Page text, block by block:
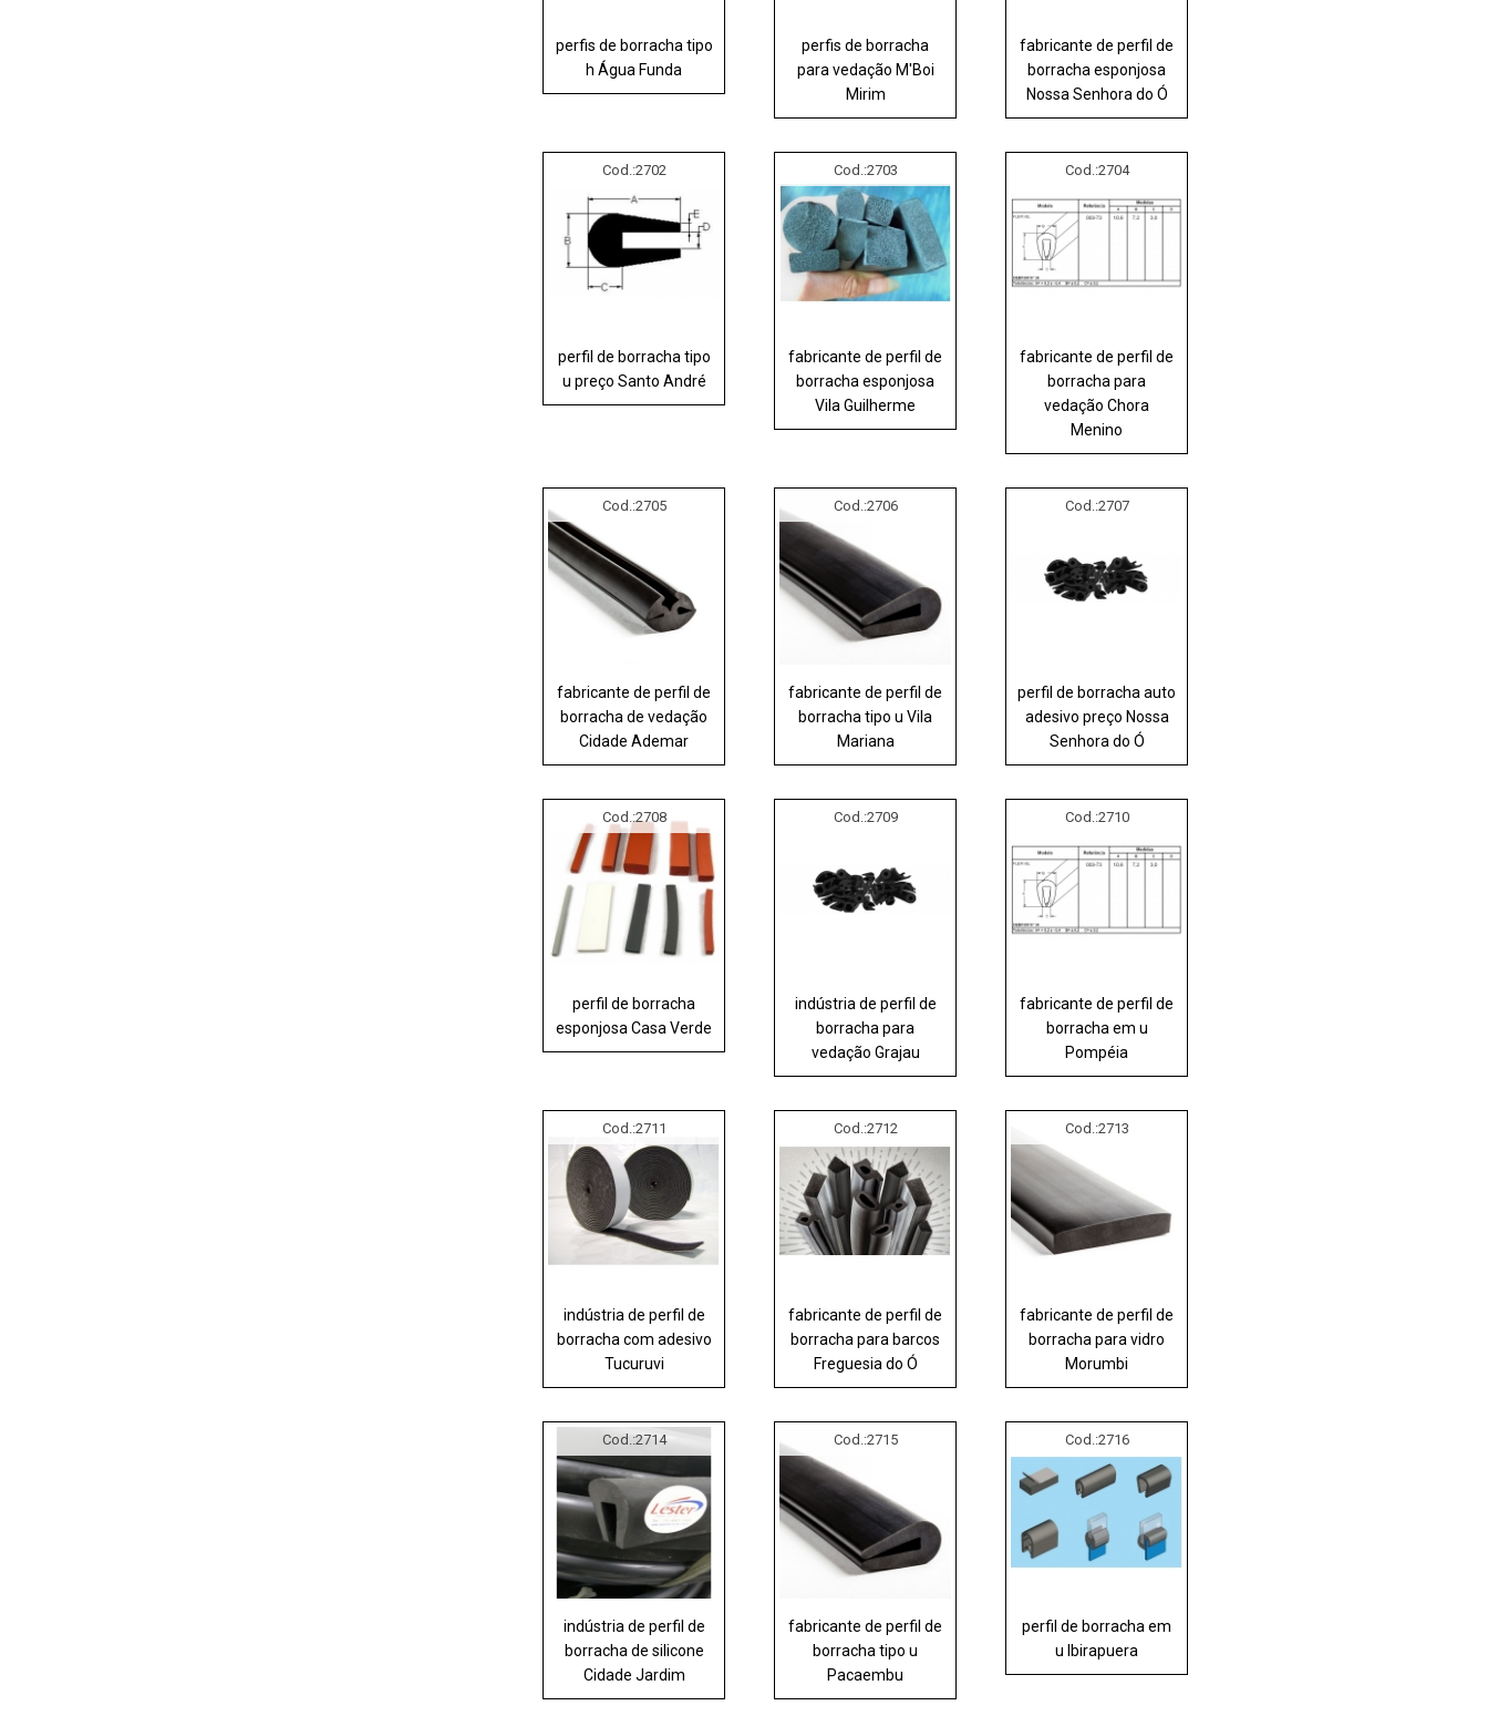
perfis de borracha tipo
h Água Funda
perfis de borracha
para vedação M'Boi
Mirim
fabricante de perfil de
borracha esponjosa
Nossa Senhora do Ó
Cod.:2702
perfil de borracha tipo
u preço Santo André
Cod.:2703
fabricante de perfil de
borracha esponjosa
Vila Guilherme
Cod.:2704
fabricante de perfil de
borracha para
vedação Chora
Menino
Cod.:2705
fabricante de perfil de
borracha de vedação
Cidade Ademar
Cod.:2706
fabricante de perfil de
borracha tipo u Vila
Mariana
Cod.:2707
perfil de borracha auto
adesivo preço Nossa
Senhora do Ó
Cod.:2708
perfil de borracha
esponjosa Casa Verde
Cod.:2709
indústria de perfil de
borracha para
vedação Grajau
Cod.:2710
fabricante de perfil de
borracha em u
Pompéia
Cod.:2711
indústria de perfil de
borracha com adesivo
Tucuruvi
Cod.:2712
fabricante de perfil de
borracha para barcos
Freguesia do Ó
Cod.:2713
fabricante de perfil de
borracha para vidro
Morumbi
Cod.:2714
indústria de perfil de
borracha de silicone
Cidade Jardim
Cod.:2715
fabricante de perfil de
borracha tipo u
Pacaembu
Cod.:2716
perfil de borracha em
u Ibirapuera